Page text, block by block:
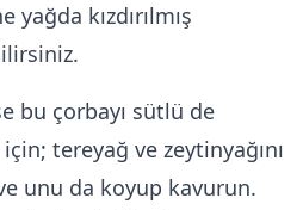
kızdırılmış
bu çorbayı sütlü de
tereyağ ve zeytinyağını
unu da koyup kavurun.